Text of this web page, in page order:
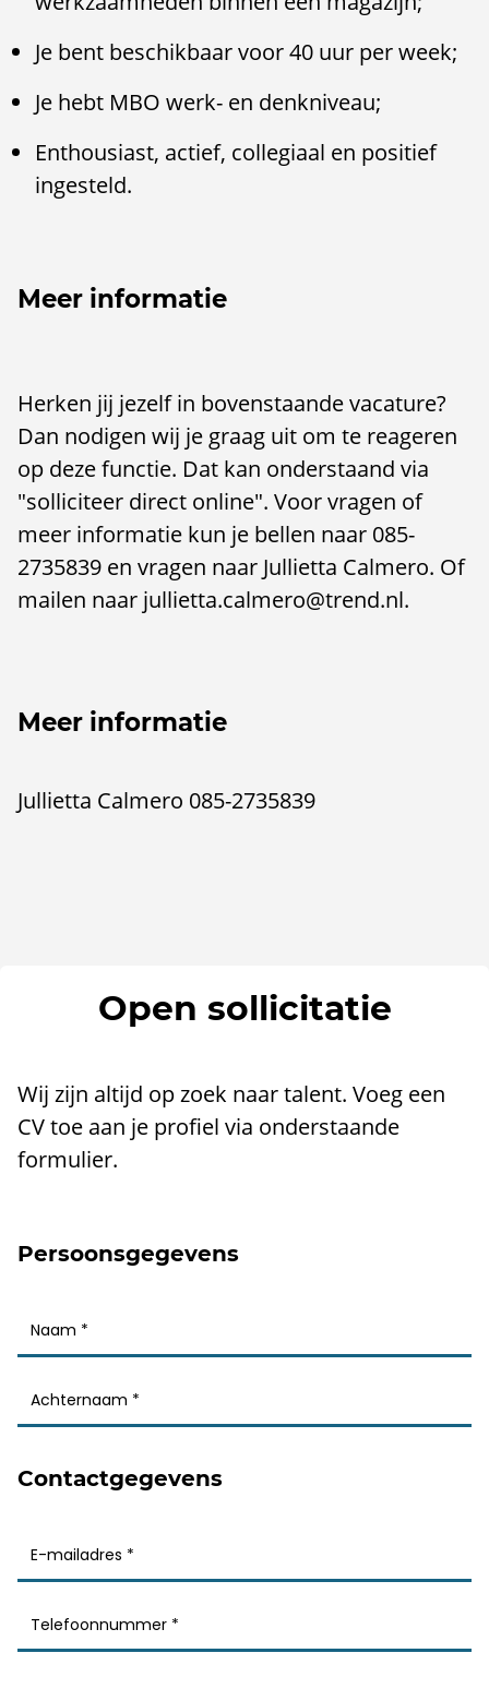
Je bent beschikbaar voor 40 uur per week;
Je hebt MBO werk- en denkniveau;
Enthousiast, actief, collegiaal en positief
ingesteld.
Meer informatie
Herken jij jezelf in bovenstaande vacature?
Dan nodigen wij je graag uit om te reageren
op deze functie. Dat kan onderstaand via
"solliciteer direct online". Voor vragen of
meer informatie kun je bellen naar 085-
2735839 en vragen naar Jullietta Calmero. Of
mailen naar jullietta.calmero@trend.nl.
Meer informatie
Jullietta Calmero 085-2735839
Open sollicitatie
Wij zijn altijd op zoek naar talent. Voeg een
CV toe aan je profiel via onderstaande
formulier.
Persoonsgegevens
Contactgegevens